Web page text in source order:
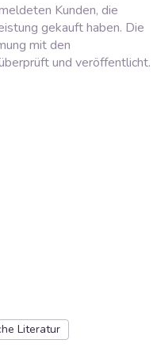
Kunden, die
gekauft haben. Die
mit den
und veröffentlicht.
Literatur